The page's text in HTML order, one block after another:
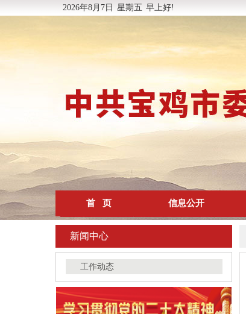
2026年8月7日 星期五 早上好!
首 页 信息公开
新闻中心
工作动态